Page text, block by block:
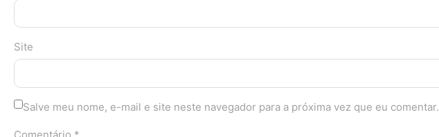
Site
Salve meu nome, e-mail e site neste navegador para a próxima vez que eu comentar.
Comentário *